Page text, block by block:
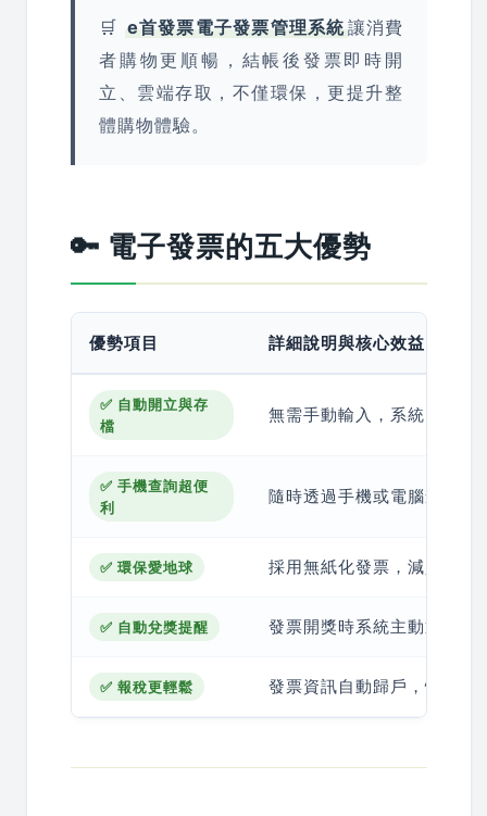
🛒 e首發票電子發票管理系統讓消費
者購物更順暢，結帳後發票即時開
立、雲端存取，不僅環保，更提升整
體購物體驗。
🔑 電子發票的五大優勢
優勢項目 詳細說明與核心效益
✅ 自動開立與存
檔
無需手動輸入，系統即時生
✅ 手機查詢超便
利
隨時透過手機或電腦查看發
✅ 環保愛地球 採用無紙化發票，減少紙張
✅ 自動兌獎提醒 發票開獎時系統主動通知，
✅ 報稅更輕鬆 發票資訊自動歸戶，快速整